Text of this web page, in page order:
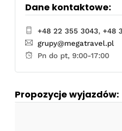
Dane kontaktowe:
+48 22 355 3043, +48
grupy@megatravel.pl
Pn do pt, 9:00-17:00
Propozycje wyjazdów: